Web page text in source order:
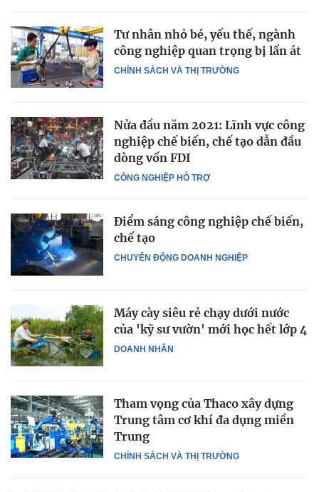
CHÍNH SÁCH VÀ THỊ TRƯỜNG
Tư nhân nhỏ bé, yếu thế, ngành
công nghiệp quan trọng bị lấn át
CÔNG NGHIỆP HỖ TRỢ
Nửa đầu năm 2021: Lĩnh vực công
nghiệp chế biến, chế tạo dẫn đầu
dòng vốn FDI
CHUYỂN ĐỘNG DOANH NGHIỆP
Điểm sáng công nghiệp chế biến,
chế tạo
DOANH NHÂN
Máy cày siêu rẻ chạy dưới nước
của 'kỹ sư vườn' mới học hết lớp 4
CHÍNH SÁCH VÀ THỊ TRƯỜNG
Tham vọng của Thaco xây dựng
Trung tâm cơ khí đa dụng miền
Trung